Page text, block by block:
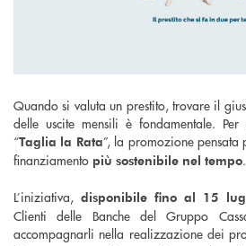
Quando si valuta un prestito, trovare il
delle uscite mensili è fondamentale. Per
“Taglia la Rata”, la promozione
finanziamento più sostenibile nel tempo.
L’iniziativa, disponibile fino al 15
Clienti delle Banche del Gruppo
accompagnarli nella realizzazione dei